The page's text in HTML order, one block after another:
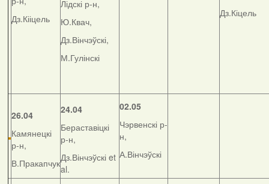
Дз.Кііцель
Лідскі р-н,
Ю.Квач,
Дз.Вінчэўскі,
М.Гулінскі
Дз.Кіцель
26.04
Камянецкі
р-н,
В.Пракапчук
24.04
Бераставіцкі
р-н,
Дз.Вінчэўскі et
al.
02.05
Чэрвенскі р-
н,
А.Вінчэўскі